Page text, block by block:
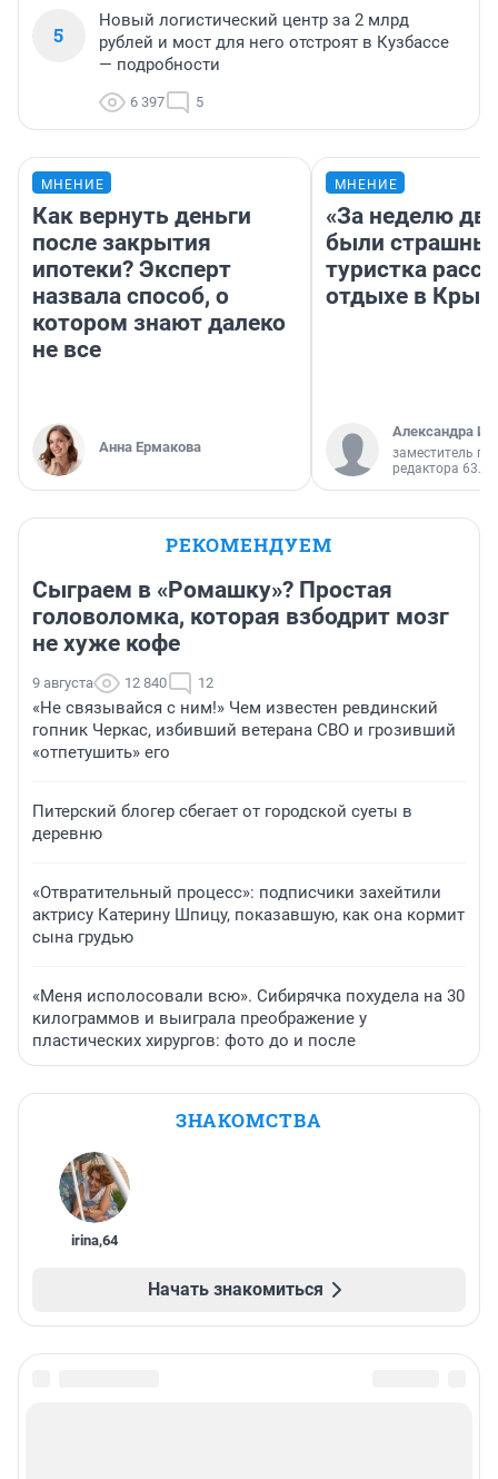
5
Новый логистический центр за 2 млрд
рублей и мост для него отстроят в Кузбассе
— подробности
6 397 5
МНЕНИЕ
Как вернуть деньги
после закрытия
ипотеки? Эксперт
назвала способ, о
котором знают далеко
не все
Анна Ермакова
МНЕНИЕ
«За неделю
были
туристка
отдыхе в
Александра
заместитель
редактора 63.RU
РЕКОМЕНДУЕМ
Сыграем в «Ромашку»? Простая
головоломка, которая взбодрит мозг
не хуже кофе
9 августа 12 840 12
«Не связывайся с ним!» Чем известен ревдинский
гопник Черкас, избивший ветерана СВО и грозивший
«отпетушить» его
Питерский блогер сбегает от городской суеты в
деревню
«Отвратительный процесс»: подписчики захейтили
актрису Катерину Шпицу, показавшую, как она кормит
сына грудью
«Меня исполосовали всю». Сибирячка похудела на 30
килограммов и выиграла преображение у
пластических хирургов: фото до и после
ЗНАКОМСТВА
irina,64
Начать знакомиться